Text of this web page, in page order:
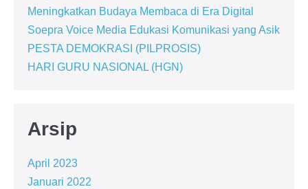
Meningkatkan Budaya Membaca di Era Digital
Soepra Voice Media Edukasi Komunikasi yang Asik
PESTA DEMOKRASI (PILPROSIS)
HARI GURU NASIONAL (HGN)
Arsip
April 2023
Januari 2022